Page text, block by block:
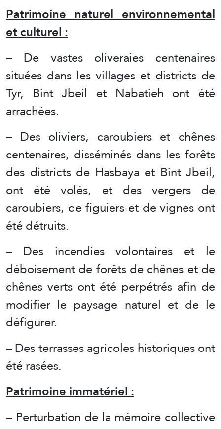
Patrimoine naturel environnemental
et culturel :
– De vastes oliveraies centenaires
situées dans les villages et districts de
Tyr, Bint Jbeil et Nabatieh ont été
arrachées.
– Des oliviers, caroubiers et chênes
centenaires, disséminés dans les forêts
des districts de Hasbaya et Bint Jbeil,
ont été volés, et des vergers de
caroubiers, de figuiers et de vignes ont
été détruits.
– Des incendies volontaires et le
déboisement de forêts de chênes et de
chênes verts ont été perpétrés afin de
modifier le paysage naturel et de le
défigurer.
– Des terrasses agricoles historiques ont
été rasées.
Patrimoine immatériel :
– Perturbation de la mémoire collective